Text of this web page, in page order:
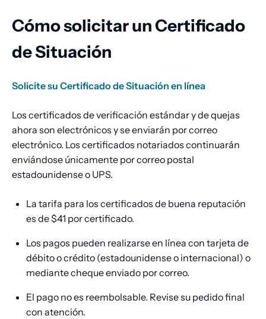
Cómo solicitar un Certificado
de Situación
Solicite su Certificado de Situación en línea
Los certificados de verificación estándar y de quejas
ahora son electrónicos y se enviarán por correo
electrónico. Los certificados notariados continuarán
enviándose únicamente por correo postal
estadounidense o UPS.
La tarifa para los certificados de buena reputación
es de $41 por certificado.
Los pagos pueden realizarse en línea con tarjeta de
débito o crédito (estadounidense o internacional) o
mediante cheque enviado por correo.
El pago no es reembolsable. Revise su pedido final
con atención.